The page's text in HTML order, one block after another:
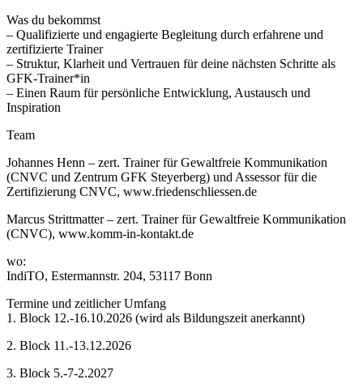
Was du bekommst
– Qualifizierte und engagierte Begleitung durch erfahrene und
zertifizierte Trainer
– Struktur, Klarheit und Vertrauen für deine nächsten Schritte als
GFK-Trainer*in
– Einen Raum für persönliche Entwicklung, Austausch und
Inspiration
Team
Johannes Henn – zert. Trainer für Gewaltfreie Kommunikation
(CNVC und Zentrum GFK Steyerberg) und Assessor für die
Zertifizierung CNVC, www.friedenschliessen.de
Marcus Strittmatter – zert. Trainer für Gewaltfreie Kommunikation
(CNVC), www.komm-in-kontakt.de
wo:
IndiTO, Estermannstr. 204, 53117 Bonn
Termine und zeitlicher Umfang
1. Block 12.-16.10.2026 (wird als Bildungszeit anerkannt)
2. Block 11.-13.12.2026
3. Block 5.-7-2.2027